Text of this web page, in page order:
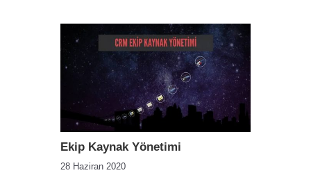
Ekip Kaynak Yönetimi
28 Haziran 2020